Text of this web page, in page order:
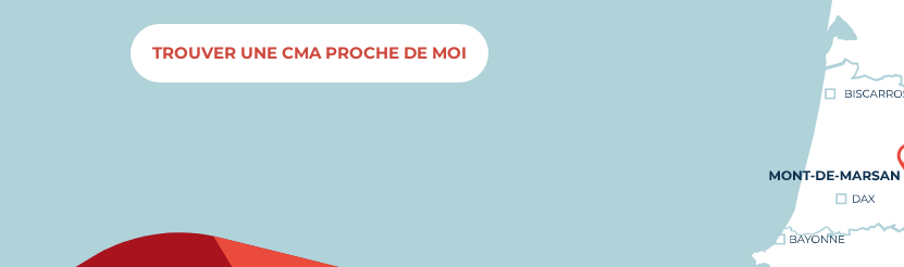
TROUVER UNE CMA PROCHE DE MOI